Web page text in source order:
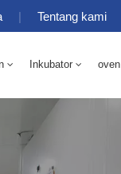
| Tentang kami
Inkubator